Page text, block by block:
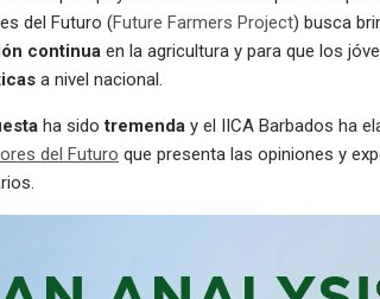
del Futuro (Future Farmers Project) busca
continua en la agricultura y para que los
a nivel nacional.
ha sidotremenda y el IICA Barbados ha
del Futuro que presenta las opiniones y